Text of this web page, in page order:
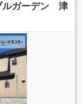
ルガーデン 津